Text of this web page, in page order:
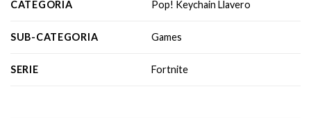
CATEGORIA Pop! Keychain Llavero
SUB-CATEGORIA Games
SERIE Fortnite